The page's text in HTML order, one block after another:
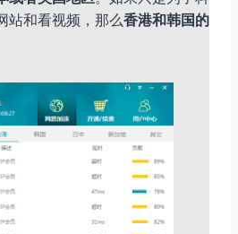
站和看视频，那么香港和韩国的